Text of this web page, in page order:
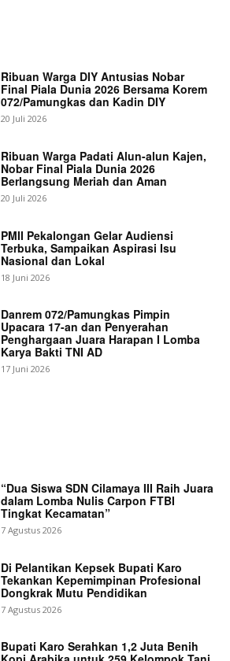
Ribuan Warga DIY Antusias Nobar
Final Piala Dunia 2026 Bersama Korem
072/Pamungkas dan Kadin DIY
20 Juli 2026
Ribuan Warga Padati Alun-alun Kajen,
Nobar Final Piala Dunia 2026
Berlangsung Meriah dan Aman
20 Juli 2026
PMII Pekalongan Gelar Audiensi
Terbuka, Sampaikan Aspirasi Isu
Nasional dan Lokal
18 Juni 2026
Danrem 072/Pamungkas Pimpin
Upacara 17-an dan Penyerahan
Penghargaan Juara Harapan I Lomba
Karya Bakti TNI AD
17 Juni 2026
“Dua Siswa SDN Cilamaya III Raih Juara
dalam Lomba Nulis Carpon FTBI
Tingkat Kecamatan”
7 Agustus 2026
Di Pelantikan Kepsek Bupati Karo
Tekankan Kepemimpinan Profesional
Dongkrak Mutu Pendidikan
7 Agustus 2026
Bupati Karo Serahkan 1,2 Juta Benih